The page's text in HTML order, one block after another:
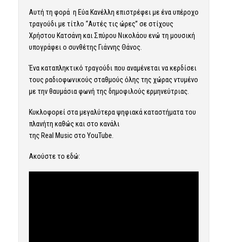
Αυτή τη φορά η Εύα Κανέλλη επιστρέφει με ένα υπέροχο
τραγούδι με τίτλο “Αυτές τις ώρες” σε στίχους
Χρήστου Κατσάνη και Σπύρου Νικολάου ενώ τη μουσική
υπογράφει ο συνθέτης Γιάννης Θάνος.
Ένα καταπληκτικό τραγούδι που αναμένεται να κερδίσει
τους ραδιοφωνικούς σταθμούς όλης της χώρας ντυμένο
με την θαυμάσια φωνή της δημοφιλούς ερμηνεύτριας.
Κυκλοφορεί στα μεγαλύτερα ψηφιακά καταστήματα του
πλανήτη καθώς και στο κανάλι
της Real Music στο YouTube.
Ακούστε το εδώ: